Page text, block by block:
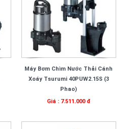
Máy Bơm Chìm Nước Thải Cánh
Xoáy Tsurumi 40PUW2.15S (3
Phao)
Giá : 7.511.000 đ